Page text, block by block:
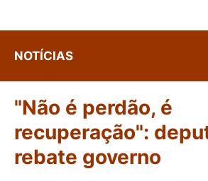
NOTÍCIAS
"Não é perdão, é
recuperação":
rebate governo